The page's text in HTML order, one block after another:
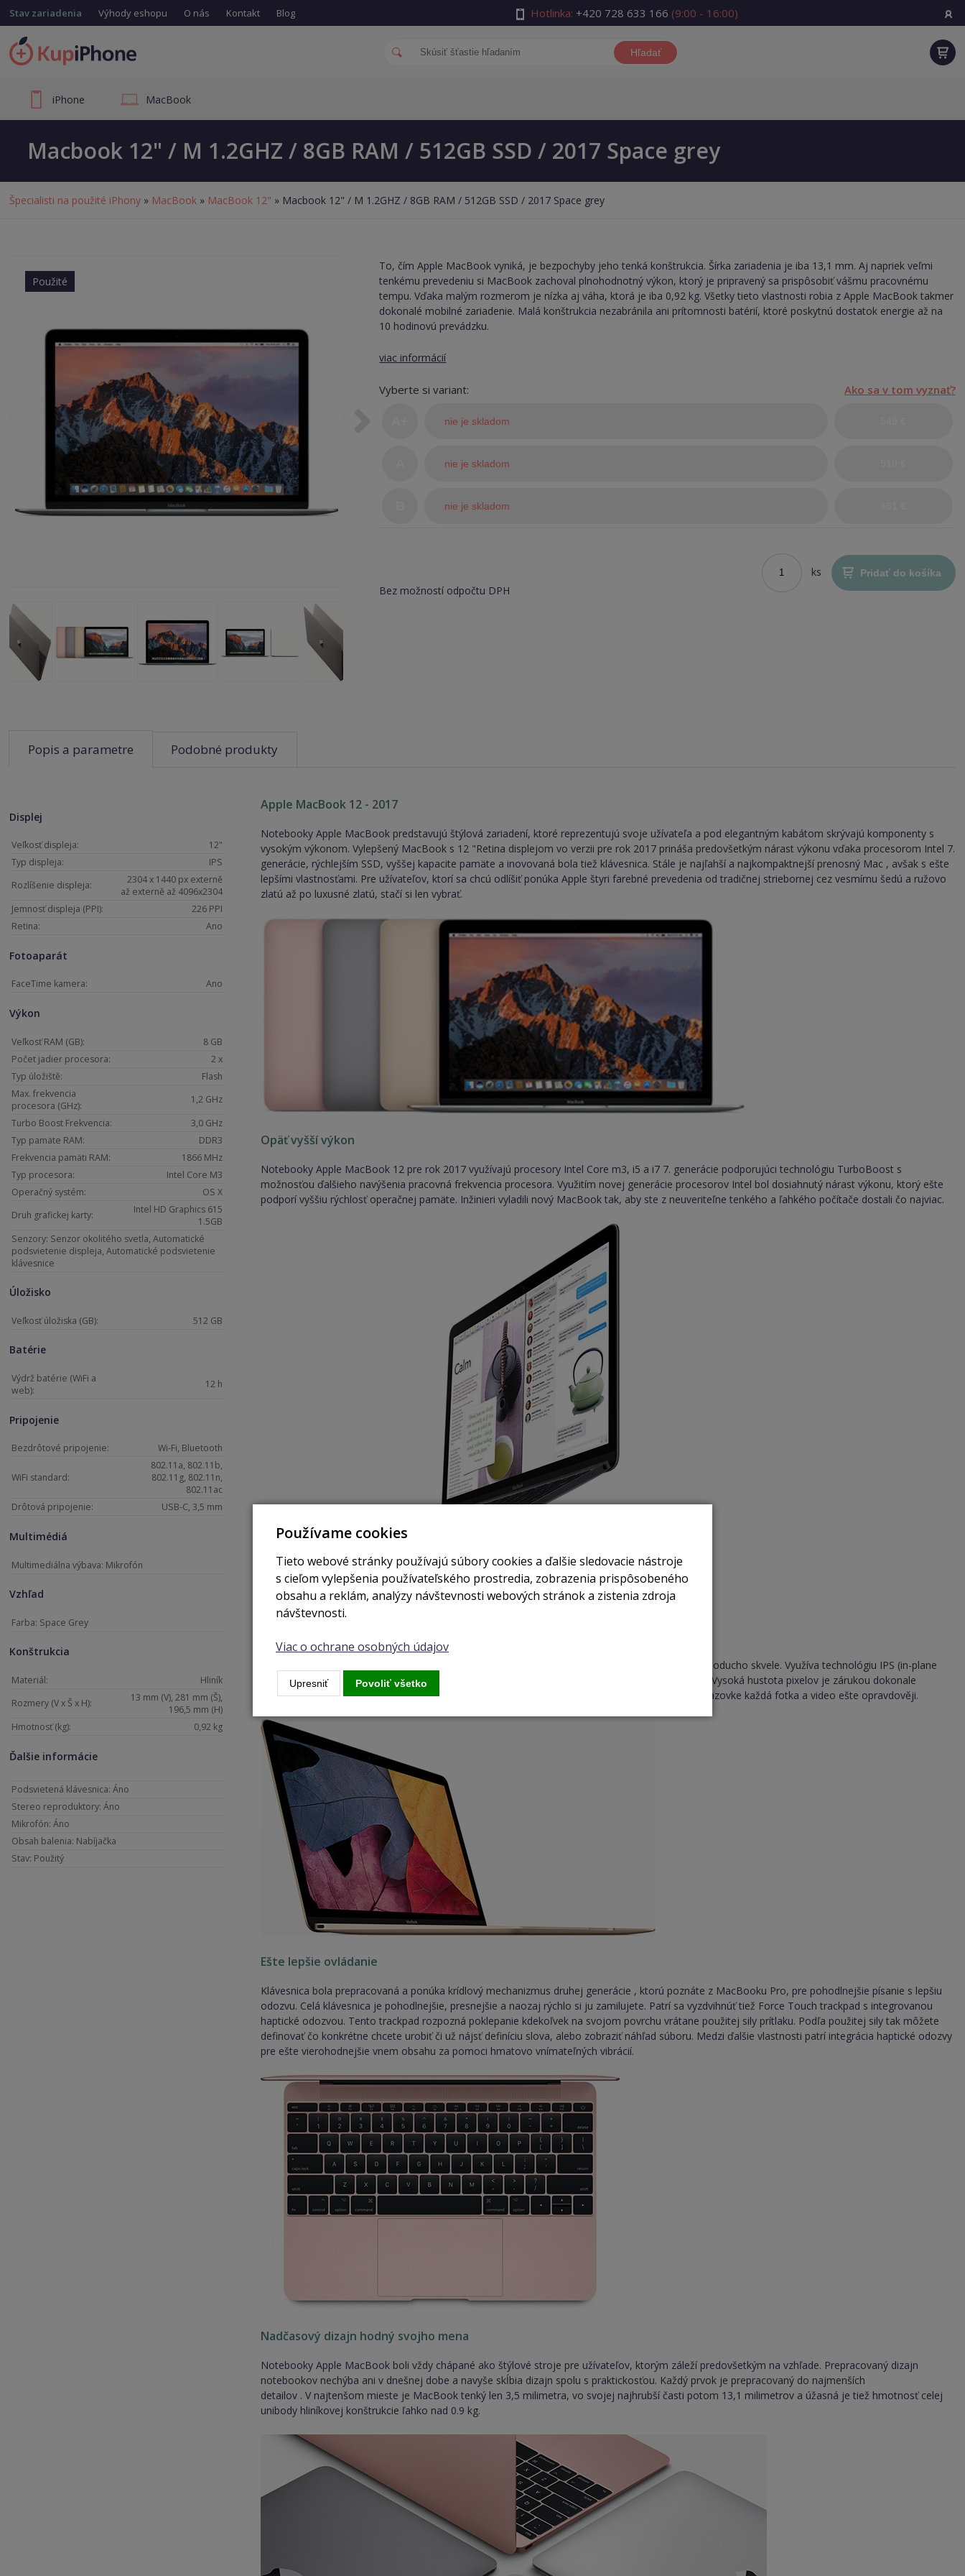
Stav zariadenia Výhody eshopu O nás Kontakt Blog Hotlinka: +420 728 633 166 (9:00 - 16:00)
Hľadať
iPhone MacBook
Macbook 12" / M 1.2GHZ / 8GB RAM / 512GB SSD / 2017 Space grey
Špecialisti na použité iPhony » MacBook » MacBook 12" » Macbook 12" / M 1.2GHZ / 8GB RAM / 512GB SSD / 2017 Space grey
Použité
To, čím Apple MacBook vyniká, je bezpochyby jeho tenká konštrukcia. Šírka zariadenia je iba 13,1 mm. Aj napriek veľmi
tenkému prevedeniu si MacBook zachoval plnohodnotný výkon, ktorý je pripravený sa prispôsobiť vášmu pracovnému
tempu. Vďaka malým rozmerom je nízka aj váha, ktorá je iba 0,92 kg. Všetky tieto vlastnosti robia z Apple MacBook takmer
dokonalé mobilné zariadenie. Malá konštrukcia nezabránila ani prítomnosti batérií, ktoré poskytnú dostatok energie až na
10 hodinovú prevádzku.
viac informácií
Vyberte si variant: Ako sa v tom vyznať?
nie je skladom
nie je skladom
nie je skladom
Bez možností odpočtu DPH
ks Pridať do košíka
Popis a parametre Podobné produkty
Displej
Veľkosť displeja:
12"
Typ displeja:
IPS
Rozlíšenie displeja:
2304 x 1440 px externě
až externě až 4096x2304
Jemnosť displeja (PPI):
226 PPI
Retina:
Ano
Fotoaparát
FaceTime kamera: Ano
Výkon
Veľkosť RAM (GB):
8 GB
Počet jadier procesora:
2 x
Typ úložiště:
Flash
Max. frekvencia
procesora (GHz):
1,2 GHz
Turbo Boost Frekvencia:
3,0 GHz
Typ pamäte RAM:
DDR3
Frekvencia pamäti RAM:
1866 MHz
Typ procesora:
Intel Core M3
Operačný systém:
OS X
Druh grafickej karty:
Intel HD Graphics 615
1.5GB
Senzory: Senzor okolitého svetla, Automatické
podsvietenie displeja, Automatické podsvietenie
klávesnice
Úložisko
Veľkosť úložiska (GB): 512 GB
Batérie
Výdrž batérie (WiFi a
web):
12 h
Pripojenie
Bezdrôtové pripojenie: Wi-Fi, Bluetooth
WiFi standard:
802.11a, 802.11b,
802.11g, 802.11n,
802.11ac
Drôtová pripojenie:
USB-C, 3,5 mm
Multimédiá
Multimediálna výbava: Mikrofón
Vzhľad
Farba: Space Grey
Konštrukcia
Materiál:
Hliník
Rozmery (V x Š x H):
13 mm (V), 281 mm (Š),
196,5 mm (H)
Hmotnosť (kg):
0,92 kg
Ďalšie informácie
Podsvietená klávesnica: Áno
Stereo reproduktory: Áno
Mikrofón: Áno
Obsah balenia: Nabíjačka
Stav: Použitý
Apple MacBook 12 - 2017
Notebooky Apple MacBook predstavujú štýlová zariadení, ktoré reprezentujú svoje užívateľa a pod elegantným kabátom skrývajú komponenty s
vysokým výkonom. Vylepšený MacBook s 12 "Retina displejom vo verzii pre rok 2017 prináša predovšetkým nárast výkonu vďaka procesorom Intel 7.
generácie, rýchlejším SSD, vyššej kapacite pamäte a inovovaná bola tiež klávesnica. Stále je najľahší a najkompaktnejší prenosný Mac , avšak s ešte
lepšími vlastnosťami. Pre užívateľov, ktorí sa chcú odlíšiť ponúka Apple štyri farebné prevedenia od tradičnej striebornej cez vesmírnu šedú a ružovo
zlatú až po luxusné zlatú, stačí si len vybrať.
Opäť vyšší výkon
Notebooky Apple MacBook 12 pre rok 2017 využívajú procesory Intel Core m3, i5 a i7 7. generácie podporujúci technológiu TurboBoost s
možnosťou ďalšieho navýšenia pracovná frekvencia procesora. Využitím novej generácie procesorov Intel bol dosiahnutý nárast výkonu, ktorý ešte
podporí vyššiu rýchlosť operačnej pamäte. Inžinieri vyladili nový MacBook tak, aby ste z neuveriteľne tenkého a ľahkého počítače dostali čo najviac.
Nespornou výhodou prenosného počítača MacBook je nádherný displej Retina, ktorý vyzerá jednoducho skvele. Využíva technológiu IPS (in-plane
switching), vďaka ktorej podáva jasný obraz s vynikajúcimi farbami prakticky z akéhokoľvek uhla. Vysoká hustota pixelov je zárukou dokonale
ostrého textu a najjemnejšie grafiky. A vďaka širokému farebnému gamutu sRGB vynikne na obrazovke každá fotka a video ešte opravdověji.
Ešte lepšie ovládanie
Klávesnica bola prepracovaná a ponúka krídlový mechanizmus druhej generácie , ktorú poznáte z MacBooku Pro, pre pohodlnejšie písanie s lepšiu
odozvu. Celá klávesnica je pohodlnejšie, presnejšie a naozaj rýchlo si ju zamilujete. Patrí sa vyzdvihnúť tiež Force Touch trackpad s integrovanou
haptické odozvou. Tento trackpad rozpozná poklepanie kdekoľvek na svojom povrchu vrátane použitej sily prítlaku. Podľa použitej sily tak môžete
definovať čo konkrétne chcete urobiť či už nájsť definíciu slova, alebo zobraziť náhľad súboru. Medzi ďalšie vlastnosti patrí integrácia haptické odozvy
pre ešte vierohodnejšie vnem obsahu za pomoci hmatovo vnímateľných vibrácií.
Nadčasový dizajn hodný svojho mena
Notebooky Apple MacBook boli vždy chápané ako štýlové stroje pre užívateľov, ktorým záleží predovšetkým na vzhľade. Prepracovaný dizajn
notebookov nechýba ani v dnešnej dobe a navyše skĺbia dizajn spolu s praktickosťou. Každý prvok je prepracovaný do najmenších
detailov . V najtenšom mieste je MacBook tenký len 3,5 milimetra, vo svojej najhrubší časti potom 13,1 milimetrov a úžasná je tiež hmotnosť celej
unibody hliníkovej konštrukcie ľahko nad 0.9 kg.
Používame cookies
Tieto webové stránky používajú súbory cookies a ďalšie sledovacie nástroje
s cieľom vylepšenia používateľského prostredia, zobrazenia prispôsobeného
obsahu a reklám, analýzy návštevnosti webových stránok a zistenia zdroja
návštevnosti.
Viac o ochrane osobných údajov
Upresniť Povoliť všetko